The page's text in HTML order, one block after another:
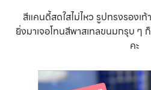
สีแคนดี้สดใสไม่ไหว รูปทรงรองเ
ยิ่งมาเจอโทนสีพาสเทลขนมกรุบ ๆ
คะ